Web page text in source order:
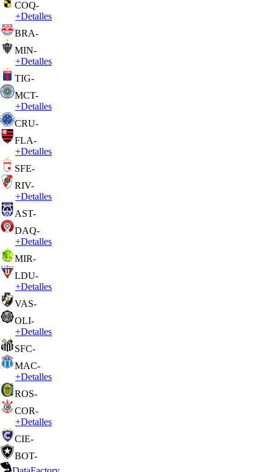
COQ-
+Detalles
BRA-
MIN-
+Detalles
TIG-
MCT-
+Detalles
CRU-
FLA-
+Detalles
SFE-
RIV-
+Detalles
AST-
DAQ-
+Detalles
MIR-
LDU-
+Detalles
VAS-
OLI-
+Detalles
SFC-
MAC-
+Detalles
ROS-
COR-
+Detalles
CIE-
BOT-